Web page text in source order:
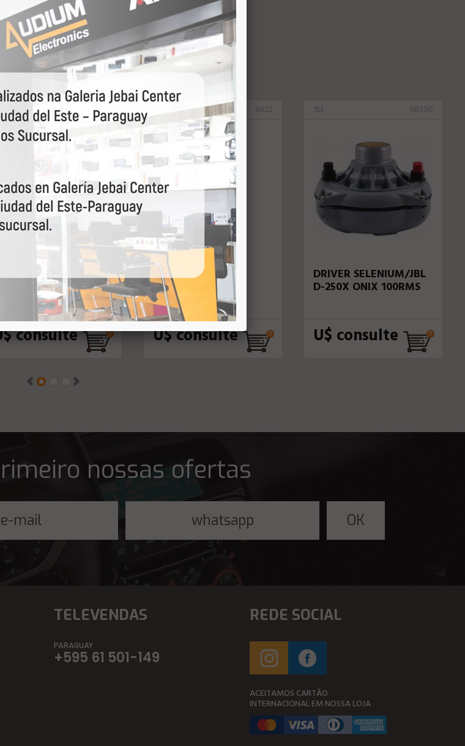
VEJA MAIS
57530
EROS EFD-4125
125RMS
consulte
6422
DRIVER MIDI MD-
DU800 800W
U$ consulte
Jbl 68390
DRIVER SELENIUM/JBL
D-250X ONIX 100RMS
U$ consulte
nossas ofertas
TELEVENDAS
PARAGUAY
+595 61 501-149
REDE SOCIAL
ACEITAMOS CARTÃO
INTERNACIONAL EM NOSSA LOJA